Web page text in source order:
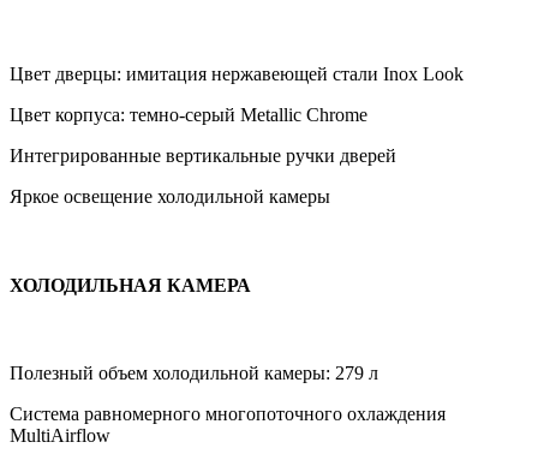
Цвет дверцы: имитация нержавеющей стали Inox Look
Цвет корпуса: темно-серый Metallic Сhrome
Интегрированные вертикальные ручки дверей
Яркое освещение холодильной камеры
ХОЛОДИЛЬНАЯ КАМЕРА
Полезный объем холодильной камеры: 279 л
Система равномерного многопоточного охлаждения
MultiAirflow